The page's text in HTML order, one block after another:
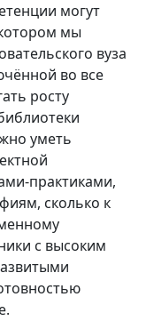
могут
мы
вуза
во все
росту
уметь
практиками,
сколько к
с высоким